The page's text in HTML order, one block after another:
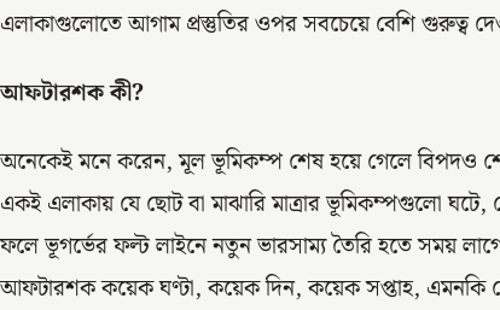
এলাকাগুলোতে আগাম প্রস্তুতির ওপর সবচেয়ে বেশি গুরুত্ব
আফটারশক কী?
অনেকেই মনে করেন, মূল ভূমিকম্প শেষ হয়ে গেলে বিপদও
একই এলাকায় যে ছোট বা মাঝারি মাত্রার ভূমিকম্পগুলো
ফলে ভূগর্ভের ফল্ট লাইনে নতুন ভারসাম্য তৈরি হতে সময়
আফটারশক কয়েক ঘণ্টা, কয়েক দিন, কয়েক সপ্তাহ, এমনকি